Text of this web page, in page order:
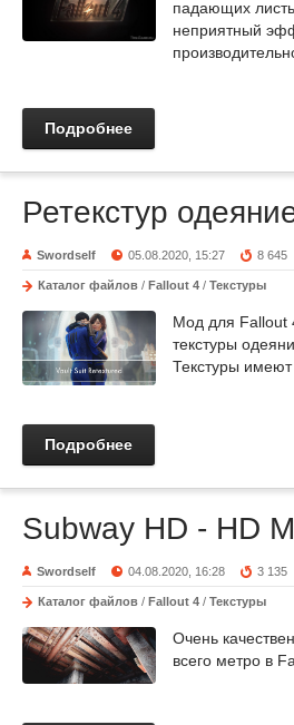
падающих
неприятный
Подробнее
Ретекстур
Swordself 05.08.2020, 15:27 8 645
Каталог файлов / Fallout 4 / Текстуры
Мод для Fallout
текстуры
Текстуры
Подробнее
Subway HD - HD
Swordself 04.08.2020, 16:28 3 135
Каталог файлов / Fallout 4 / Текстуры
Очень
всего метро в